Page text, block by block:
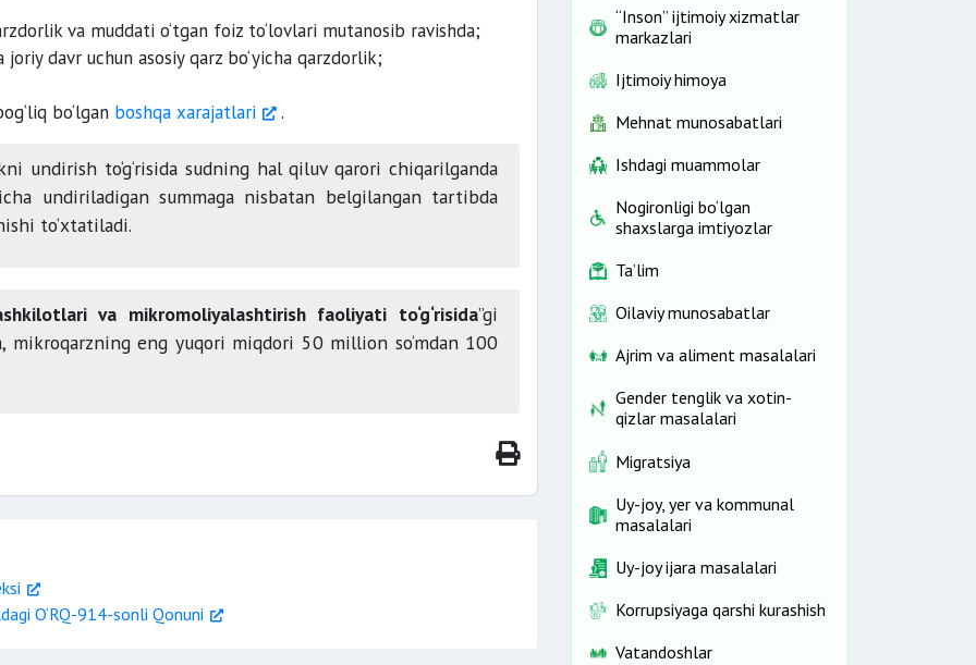
va muddati o‘tgan foiz to‘lovlari mutanosib ravishda;
davr uchun asosiy qarz bo‘yicha qarzdorlik;
bo‘lgan boshqa xarajatlari .
undirish to‘g‘risida sudning hal qiluv qarori chiqarilganda
undiriladigan summaga nisbatan belgilangan tartibda
to‘xtatiladi.
va mikromoliyalashtirish faoliyati to‘g‘risida”gi
mikroqarzning eng yuqori miqdori 50 million so‘mdan 100
O‘RQ-914-sonli Qonuni
“Inson” ijtimoiy xizmatlar
markazlari
Ijtimoiy himoya
Mehnat munosabatlari
Ishdagi muammolar
Nogironligi bo‘lgan
shaxslarga imtiyozlar
Ta’lim
Oilaviy munosabatlar
Ajrim va aliment masalalari
Gender tenglik va xotin-
qizlar masalalari
Migratsiya
Uy-joy, yer va kommunal
masalalari
Uy-joy ijara masalalari
Korrupsiyaga qarshi kurashish
Vatandoshlar